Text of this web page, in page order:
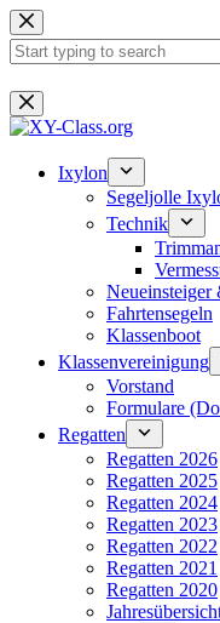
Zum
Inhalt
springen
Keine
Ergebnisse
Ixylon
Segeljolle
Technik
Neueinsteiger
Fahrtensegeln
Klassenboot
Klassenvereinigung
Vorstand
Formulare
Regatten
Regatten 2026
Regatten 2025
Regatten 2024
Regatten 2023
Regatten 2022
Regatten 2021
Regatten 2020